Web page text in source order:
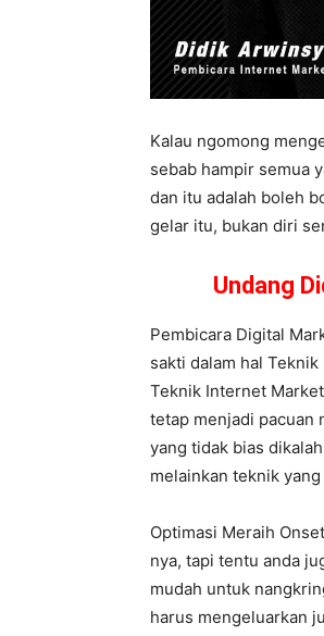
Kalau ngomong
sebab hampir semua
dan itu adalah boleh
gelar itu, bukan diri
Undang
Pembicara Digital
sakti dalam hal
Teknik Internet
tetap menjadi pacuan
yang tidak bias
melainkan teknik
Optimasi Meraih
nya, tapi tentu anda
mudah untuk
harus mengeluarkan